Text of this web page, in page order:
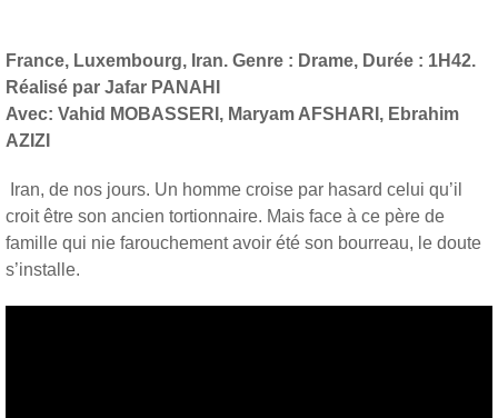
France, Luxembourg, Iran. Genre : Drame, Durée : 1H42.
Réalisé par Jafar PANAHI
Avec: Vahid MOBASSERI, Maryam AFSHARI, Ebrahim
AZIZI
Iran, de nos jours. Un homme croise par hasard celui qu’il
croit être son ancien tortionnaire. Mais face à ce père de
famille qui nie farouchement avoir été son bourreau, le doute
s’installe.